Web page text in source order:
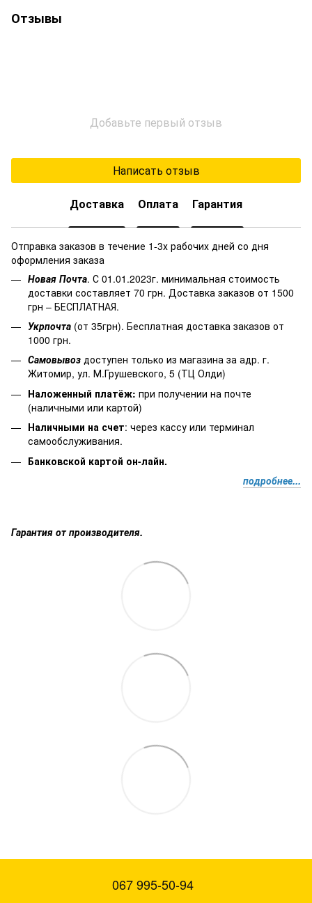
Отзывы
Добавьте первый отзыв
Написать отзыв
Доставка Оплата Гарантия
Отправка заказов в течение 1-3х рабочих дней со дня
оформления заказа
Новая Почта. С 01.01.2023г. минимальная стоимость
доставки составляет 70 грн. Доставка заказов от 1500
грн – БЕСПЛАТНАЯ.
Укрпочта (от 35грн). Бесплатная доставка заказов от
1000 грн.
Самовывоз доступен только из магазина за адр. г.
Житомир, ул. М.Грушевского, 5 (ТЦ Олди)
Наложенный платёж: при получении на почте
(наличными или картой)
Наличными на счет: через кассу или терминал
самообслуживания.
Банковской картой он-лайн.
подробнее...
Гарантия от производителя.
067 995-50-94